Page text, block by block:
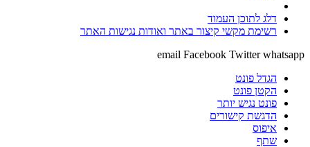
דלג לתוכן העמוד
רשימת מקשי קיצור באתר ואודות נגישות האתר
email Facebook Twitter whatsapp
הגדל פונט
הקטן פונט
פונט נגיש יותר
הדגשת קישורים
איפוס
שתף